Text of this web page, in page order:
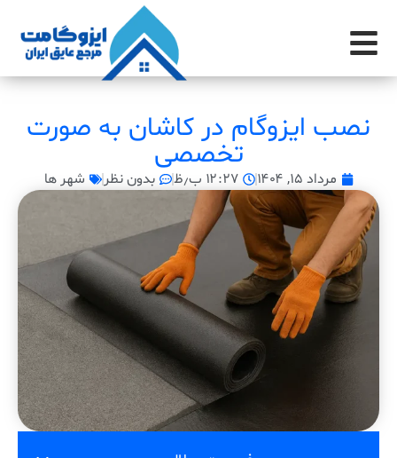
نصب ایزوگام در کاشان به صورت
تخصصی
مرداد ۱۵, ۱۴۰۴ ۱۲:۲۷ ب٫ظ بدون نظر شهر ها